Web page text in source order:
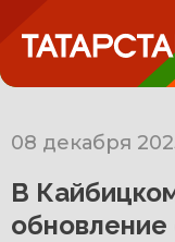
08 декабря
В